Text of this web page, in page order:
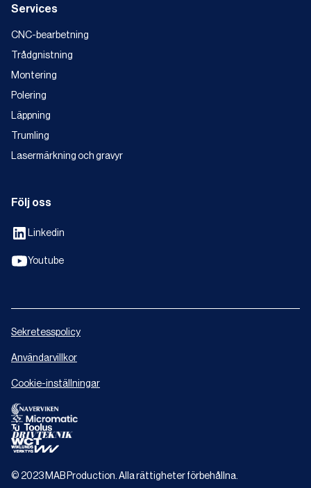
Services
CNC-bearbetning
Trådgnistning
Montering
Polering
Läppning
Trumling
Lasermärkning och gravyr
Följ oss
Linkedin
Youtube
© 2023 MAB Production. Alla rättigheter förbehållna.
Sekretesspolicy
Användarvillkor
Cookie-inställningar